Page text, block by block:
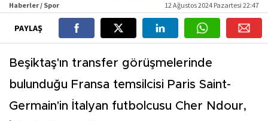
Haberler / Spor 12 Ağustos 2024 Pazartesi 22:47
PAYLAŞ
Beşiktaş'ın transfer görüşmelerinde
bulunduğu Fransa temsilcisi Paris Saint-
Germain'in İtalyan futbolcusu Cher Ndour,